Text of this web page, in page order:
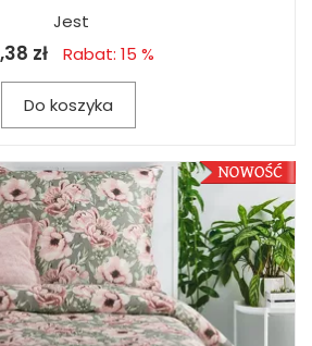
Jest
zł Rabat: 15 %
Do koszyka